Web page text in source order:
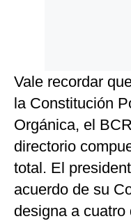
Vale recordar
la Constitución
Orgánica, el
directorio
total. El
acuerdo de su
designa a